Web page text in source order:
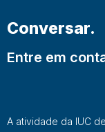
Conversar.
Entre em
A atividade da IUC